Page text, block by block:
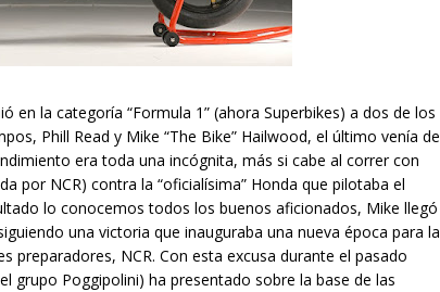
en la categoría “Formula 1” (ahora Superbikes) a dos de los
Phill Read y Mike “The Bike” Hailwood, el último venía de
era toda una incógnita, más si cabe al correr con
por NCR) contra la “oficialísima” Honda que pilotaba el
lo conocemos todos los buenos aficionados, Mike llegó
una victoria que inauguraba una nueva época para la
preparadores, NCR. Con esta excusa durante el pasado
grupo Poggipolini) ha presentado sobre la base de las